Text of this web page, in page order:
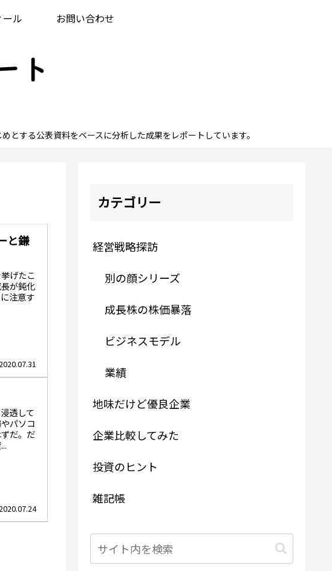
する公表資料をベースに分析した成果をレポートしています。
ル お問い合わせ
と鎌
げたこ
が鈍化
注意す
透して
パソコ
だ。だ
カテゴリー
経営戦略探訪
別の顔シリーズ
成長株の株価暴落
ビジネスモデル
業績
地味だけど優良企業
企業比較してみた
投資のヒント
雑記帳